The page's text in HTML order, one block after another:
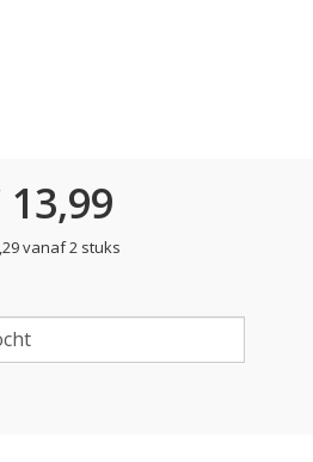
13,99
vanaf 2 stuks